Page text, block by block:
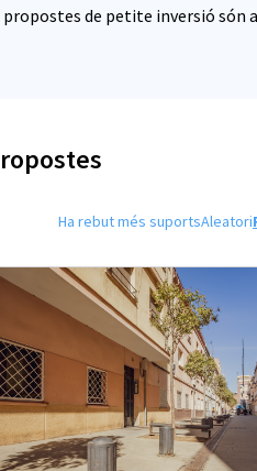
propostes de petite inversió són
Ha rebut més suportsAleatori